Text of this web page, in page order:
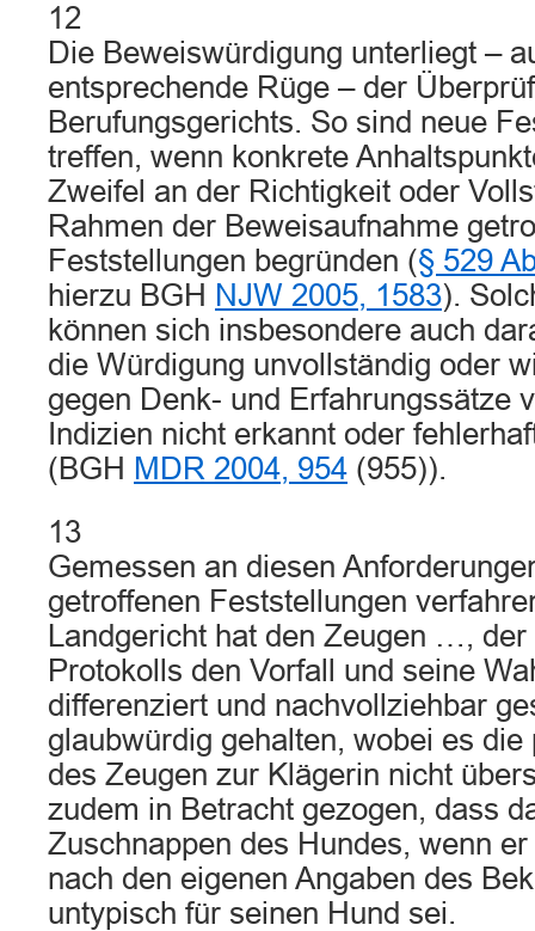
12
Die Beweiswürdigung unterliegt –
entsprechende Rüge – der
Berufungsgerichts. So sind neue
treffen, wenn konkrete
Zweifel an der Richtigkeit oder
Rahmen der Beweisaufnahme
Feststellungen begründen (§ 529
hierzu BGH NJW 2005, 1583).
können sich insbesondere auch
die Würdigung unvollständig oder
gegen Denk- und Erfahrungssätze
Indizien nicht erkannt oder
(BGH MDR 2004, 954 (955)).
13
Gemessen an diesen
getroffenen Feststellungen
Landgericht hat den Zeugen …,
Protokolls den Vorfall und seine
differenziert und nachvollziehbar
glaubwürdig gehalten, wobei es
des Zeugen zur Klägerin nicht
zudem in Betracht gezogen, dass
Zuschnappen des Hundes, wenn
nach den eigenen Angaben des
untypisch für seinen Hund sei.